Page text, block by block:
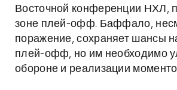
Восточной конференции НХЛ,
зоне плей-офф. Баффало,
поражение, сохраняет шансы
плей-офф, но им необходимо
обороне и реализации